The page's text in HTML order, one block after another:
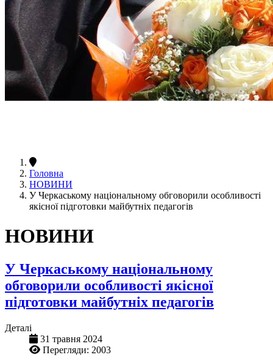
Головна
НОВИНИ
У Черкаському національному обговорили особливості
якісної підготовки майбутніх педагогів
НОВИНИ
У Черкаському національному
обговорили особливості якісної
підготовки майбутніх педагогів
Деталі
31 травня 2024
Перегляди: 2003